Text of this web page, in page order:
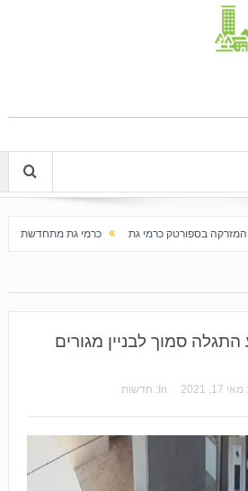
כרמי גת כרמי גת מתחדשת עם בוא האביב
סמוך לבניין מגורים
מאי 17, 2021 In:
חדשות